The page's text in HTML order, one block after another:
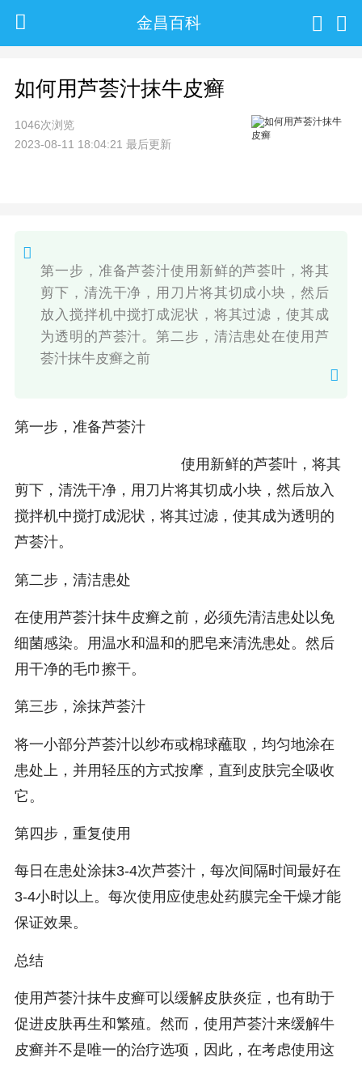
金昌百科
如何用芦荟汁抹牛皮癣
1046次浏览
2023-08-11 18:04:21 最后更新
第一步，准备芦荟汁使用新鲜的芦荟叶，将其
剪下，清洗干净，用刀片将其切成小块，然后
放入搅拌机中搅打成泥状，将其过滤，使其成
为透明的芦荟汁。第二步，清洁患处在使用芦
荟汁抹牛皮癣之前
第一步，准备芦荟汁
使用新鲜的芦荟叶，将其
剪下，清洗干净，用刀片将其切成小块，然后放入
搅拌机中搅打成泥状，将其过滤，使其成为透明的
芦荟汁。
第二步，清洁患处
在使用芦荟汁抹牛皮癣之前，必须先清洁患处以免
细菌感染。用温水和温和的肥皂来清洗患处。然后
用干净的毛巾擦干。
第三步，涂抹芦荟汁
将一小部分芦荟汁以纱布或棉球蘸取，均匀地涂在
患处上，并用轻压的方式按摩，直到皮肤完全吸收
它。
第四步，重复使用
每日在患处涂抹3-4次芦荟汁，每次间隔时间最好在
3-4小时以上。每次使用应使患处药膜完全干燥才能
保证效果。
总结
使用芦荟汁抹牛皮癣可以缓解皮肤炎症，也有助于
促进皮肤再生和繁殖。然而，使用芦荟汁来缓解牛
皮癣并不是唯一的治疗选项，因此，在考虑使用这